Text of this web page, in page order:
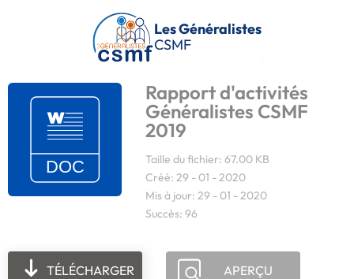
Passer au contenu principal
Les Généralistes
CSMF
Rapport d'activités
Généralistes CSMF
2019
Taille du fichier: 67.00 KB
Créé: 29 - 01 - 2020
Mis à jour: 29 - 01 - 2020
Succès: 96
TÉLÉCHARGER APERÇU